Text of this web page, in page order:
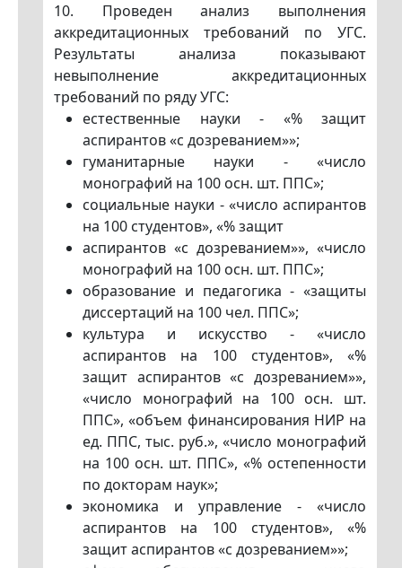
10. Проведен анализ выполнения
аккредитационных требований по УГС.
Результаты анализа показывают
невыполнение аккредитационных
требований по ряду УГС:
естественные науки - «% защит
аспирантов «с дозреванием»»;
гуманитарные науки - «число
монографий на 100 осн. шт. ППС»;
социальные науки - «число аспирантов
на 100 студентов», «% защит
аспирантов «с дозреванием»», «число
монографий на 100 осн. шт. ППС»;
образование и педагогика - «защиты
диссертаций на 100 чел. ППС»;
культура и искусство - «число
аспирантов на 100 студентов», «%
защит аспирантов «с дозреванием»»,
«число монографий на 100 осн. шт.
ППС», «объем финансирования НИР на
ед. ППС, тыс. руб.», «число монографий
на 100 осн. шт. ППС», «% остепенности
по докторам наук»;
экономика и управление - «число
аспирантов на 100 студентов», «%
защит аспирантов «с дозреванием»»;